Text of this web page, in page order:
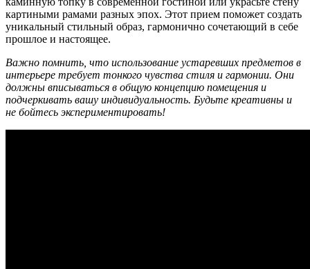
картиными рамами разных эпох. Этот прием поможет создать
уникальный стильный образ, гармонично сочетающий в себе
прошлое и настоящее.
Важно помнить, что использование устаревших предметов в
интерьере требует тонкого чувства стиля и гармонии. Они
должны вписываться в общую концепцию помещения и
подчеркивать вашу индивидуальность. Будьте креативны и
не бойтесь экспериментировать!